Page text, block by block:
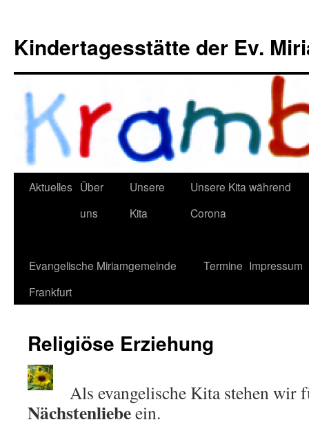
Kindertagesstätte der Ev.
Aktuelles Über
uns
Unsere
Kita
Unsere Kita während
Corona
Evangelische Miriamgemeinde
Frankfurt
Termine Impressum
Religiöse Erziehung
Als evangelische Kita stehen wir
Nächstenliebeein.